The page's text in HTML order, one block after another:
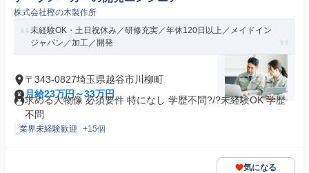
株式会社樫の木製作所
未経験OK・土日祝休み／研修充実／年休120日以上／メイドイン
ジャパン／加工／開発
〒343-0827埼玉県越谷市川柳町
月給23万円～33万円
求める人物像 必須要件 特になし 学歴不問?/?未経験OK 学歴
不問
業界未経験歓迎 +15個
気になる